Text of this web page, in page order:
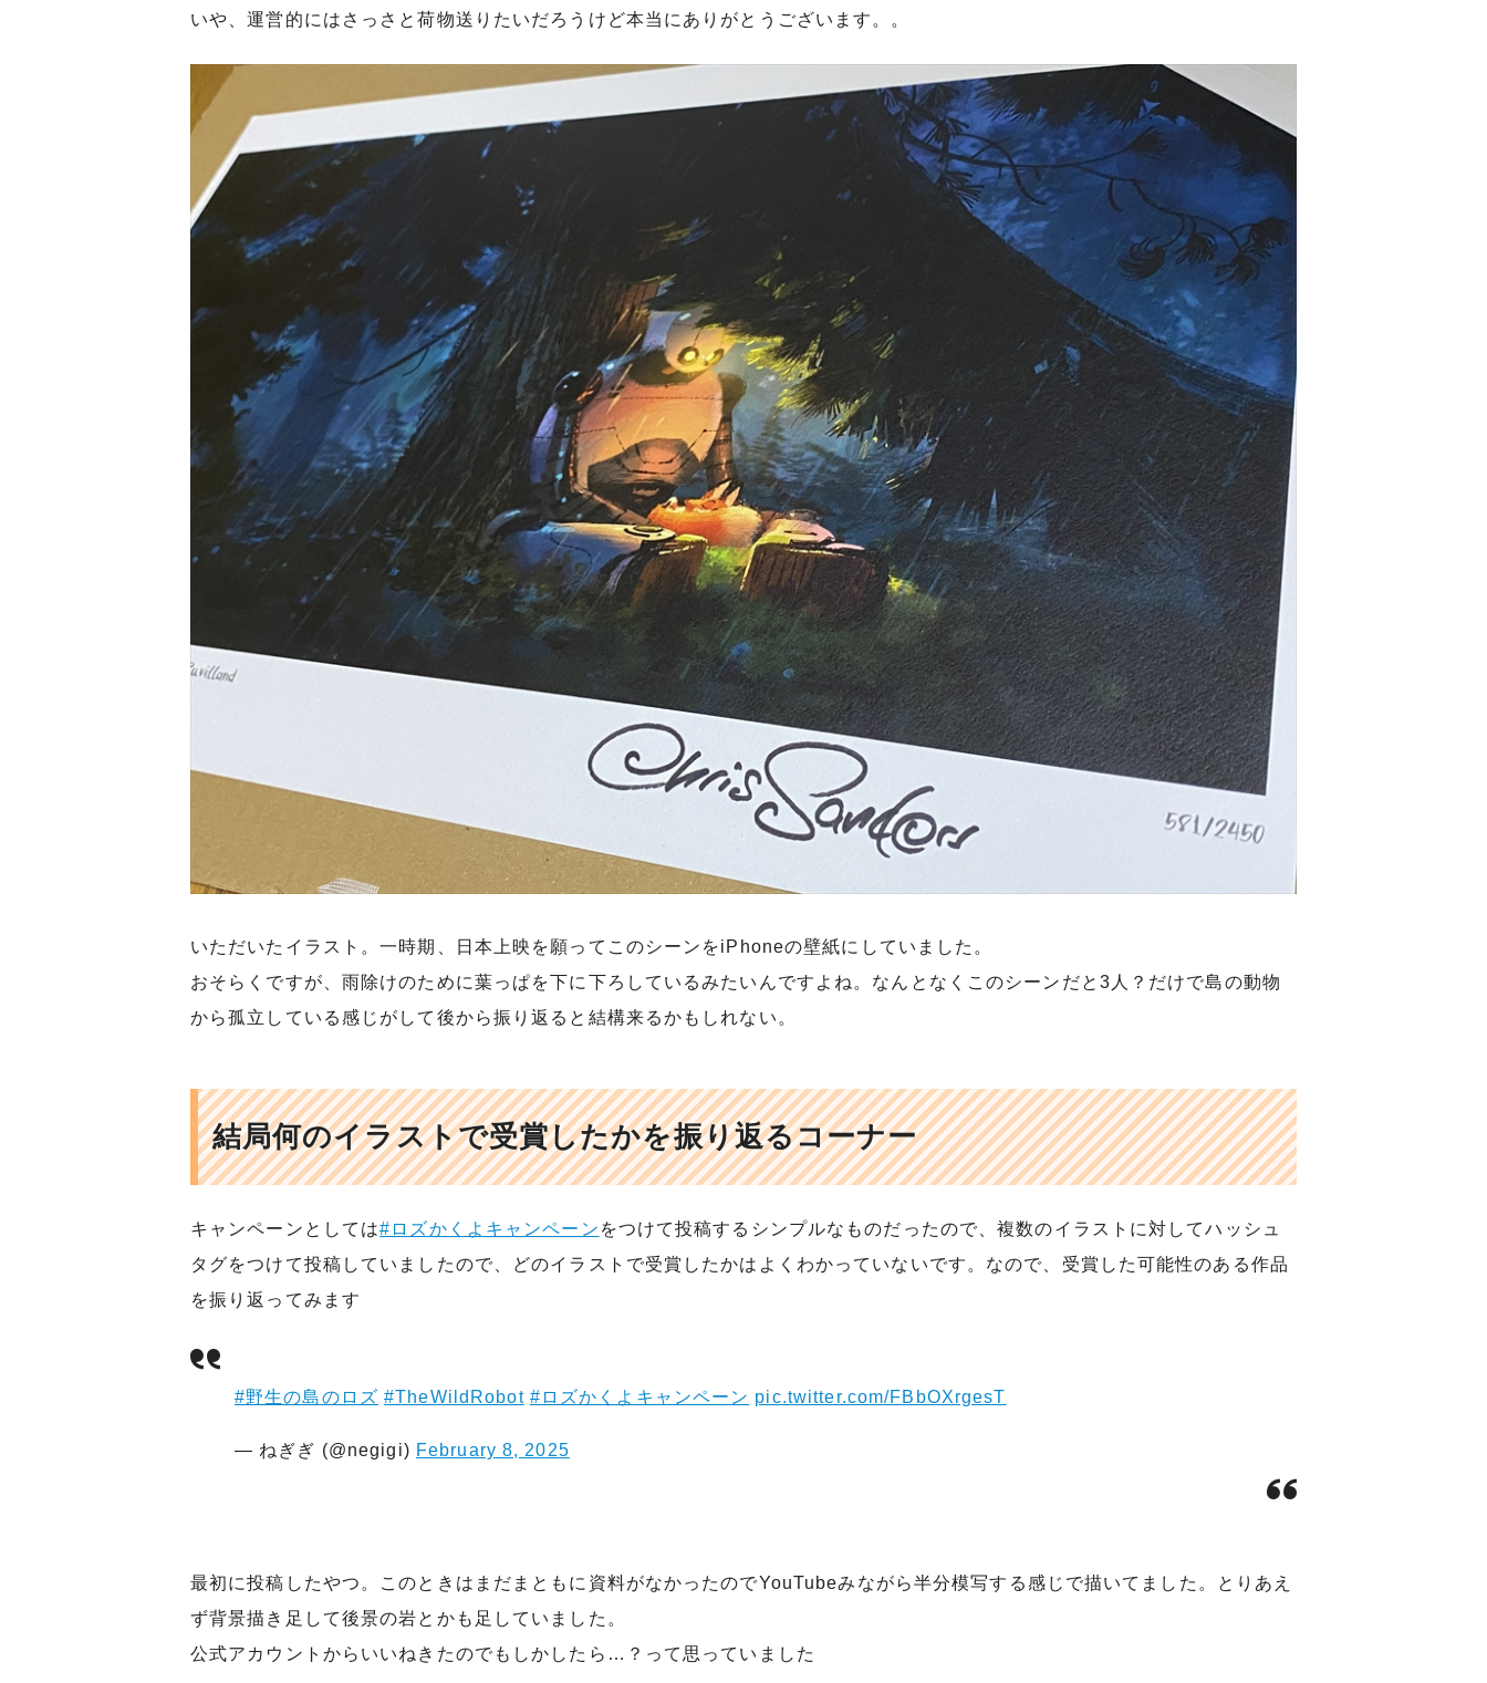
いや、運営的にはさっさと荷物送りたいだろうけど本当にありがとうございます。。
いただいたイラスト。一時期、日本上映を願ってこのシーンをiPhoneの壁紙にしていました。
おそらくですが、雨除けのために葉っぱを下に下ろしているみたいんですよね。なんとなくこのシーンだと3人？だけで島の動物
から孤立している感じがして後から振り返ると結構来るかもしれない。
結局何のイラストで受賞したかを振り返るコーナー
キャンペーンとしては#ロズかくよキャンペーン をつけて投稿するシンプルなものだったので、複数のイラストに対してハッシュ
タグをつけて投稿していましたので、どのイラストで受賞したかはよくわかっていないです。なので、受賞した可能性のある作品
を振り返ってみます
#野生の島のロズ #TheWildRobot #ロズかくよキャンペーン pic.twitter.com/FBbOXrgesT
— ねぎぎ (@negigi) February 8, 2025
最初に投稿したやつ。このときはまだまともに資料がなかったのでYouTubeみながら半分模写する感じで描いてました。とりあえ
ず背景描き足して後景の岩とかも足していました。
公式アカウントからいいねきたのでもしかしたら…？って思っていました